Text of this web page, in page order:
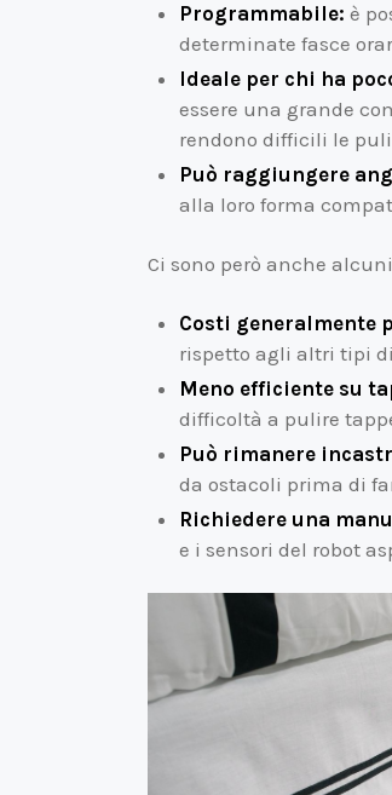
Programmabile: è
determinate fasce
Ideale per chi ha
essere una grande
rendono difficili le
Può raggiungere
alla loro forma
Ci sono però anche
Costi generalmente
rispetto agli altri tipi
Meno efficiente su
difficoltà a pulire
Può rimanere
da ostacoli prima di
Richiedere una
e i sensori del robot